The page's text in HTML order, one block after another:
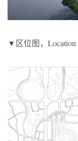
▼区位图，Location